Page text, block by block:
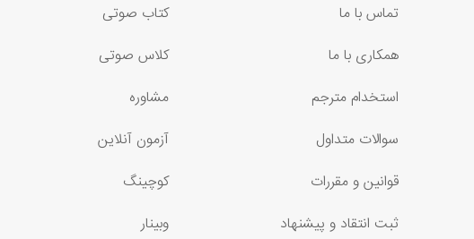
تماس با ما
همکاری با ما
استخدام مترجم
سوالات متداول
قوانین و مقررات
ثبت انتقاد و پیشنهاد
کتاب صوتی
کلاس صوتی
مشاوره
آزمون آنلاین
کوچینگ
وبینار